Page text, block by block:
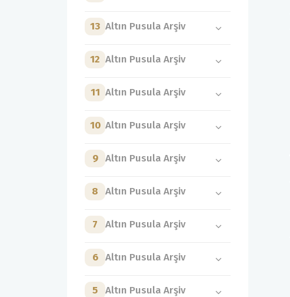
13 Altın Pusula Arşiv
12 Altın Pusula Arşiv
11 Altın Pusula Arşiv
10 Altın Pusula Arşiv
9 Altın Pusula Arşiv
8 Altın Pusula Arşiv
7 Altın Pusula Arşiv
6 Altın Pusula Arşiv
5 Altın Pusula Arşiv